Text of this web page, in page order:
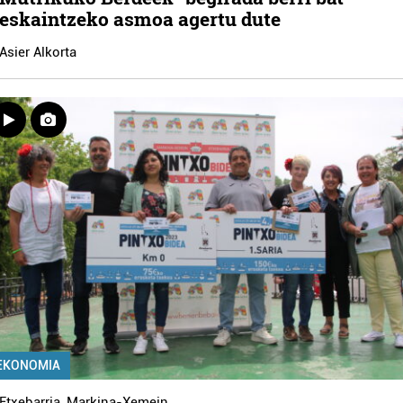
asmoa agertu dute
Alkorta